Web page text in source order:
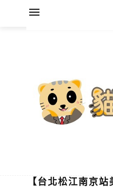
【台北松江南京站